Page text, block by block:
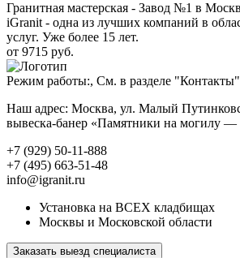
Гранитная мастерская - Завод №1 в
iGranit - одна из лучших компаний в
услуг. Уже более 15 лет.
от 9715 руб.
Режим работы:, См. в разделе "Контакты"
Наш адрес: Москва, ул. Малый
вывеска-банер «Памятники на могилу —
+7 (929) 50-11-888
+7 (495) 663-51-48
info@igranit.ru
Установка на ВСЕХ кладбищах
Москвы и Московской области
Заказать выезд специалиста